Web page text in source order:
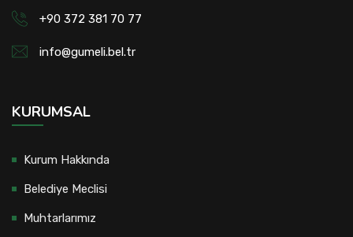
+90 372 381 70 77
info@gumeli.bel.tr
KURUMSAL
Kurum Hakkında
Belediye Meclisi
Muhtarlarımız